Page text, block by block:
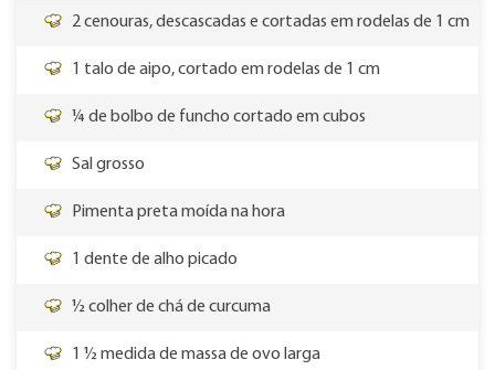
2 cenouras, descascadas e cortadas em rodelas de 1 cm
1 talo de aipo, cortado em rodelas de 1 cm
¼ de bolbo de funcho cortado em cubos
Sal grosso
Pimenta preta moída na hora
1 dente de alho picado
½ colher de chá de curcuma
1 ½ medida de massa de ovo larga